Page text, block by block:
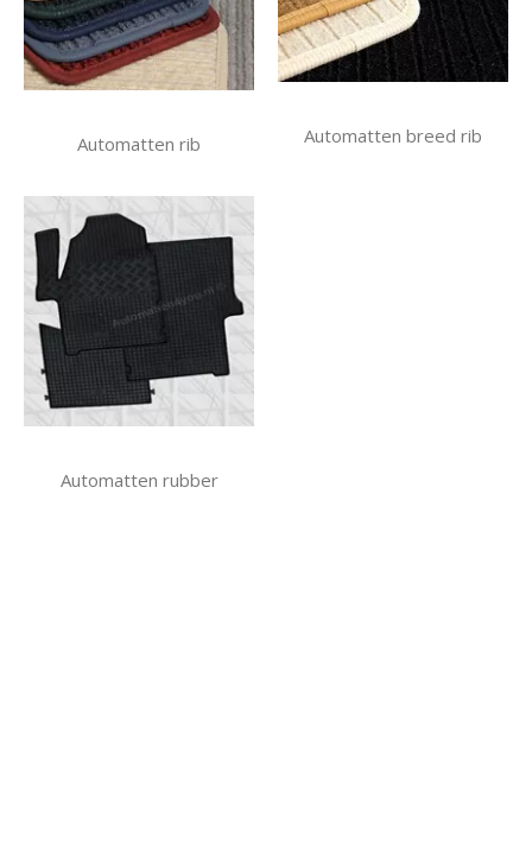
Automatten rib Automatten breed rib
Automatten rubber